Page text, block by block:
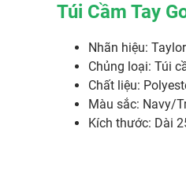
Túi Cầm Tay
Nhãn hiệu:
Chủng loại: Túi
Chất liệu:
Màu sắc: Navy/
Kích thước: Dài